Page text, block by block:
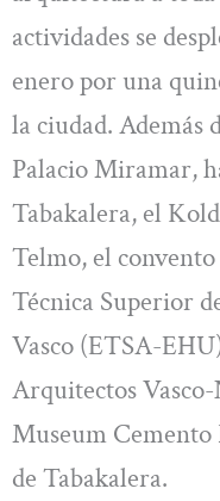
actividades se
enero por una
la ciudad. Además
Palacio Miramar,
Tabakalera, el
Telmo, el convento
Técnica Superior
Vasco (ETSA-
Arquitectos
Museum Cemento
de Tabakalera.